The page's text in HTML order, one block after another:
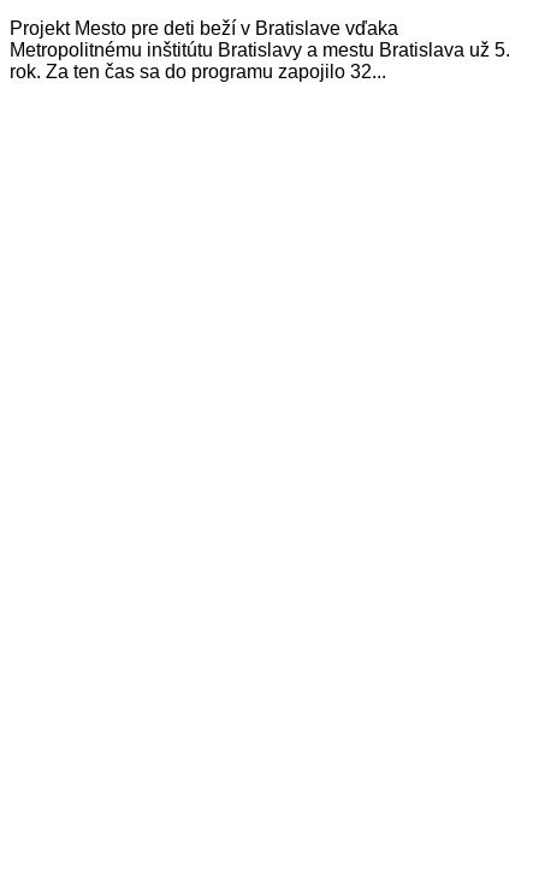
Projekt Mesto pre deti beží v Bratislave vďaka
Metropolitnému inštitútu Bratislavy a mestu Bratislava už 5.
rok. Za ten čas sa do programu zapojilo 32...